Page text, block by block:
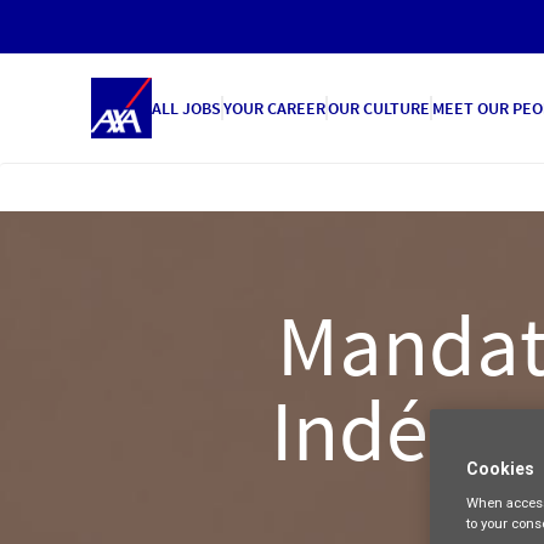
ALL JOBSYOUR CAREEROUR CULTURE MEET OUR
Cookies
When
to your